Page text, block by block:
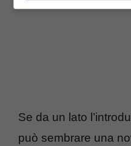
Se da un lato
può sembrare una